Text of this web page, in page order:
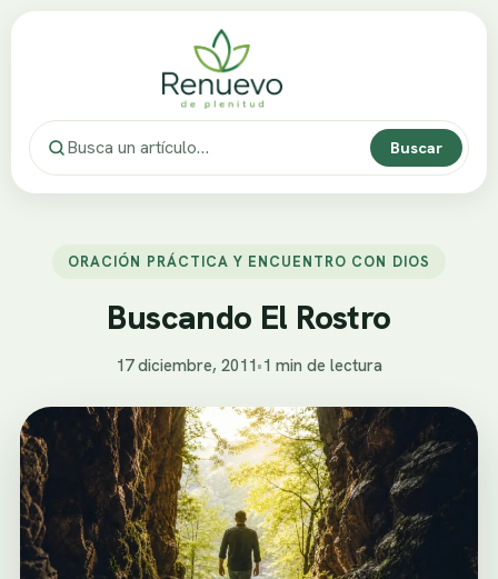
Buscar
ORACIÓN PRÁCTICA Y ENCUENTRO CON DIOS
Buscando El Rostro
17 diciembre, 2011•1 min de lectura